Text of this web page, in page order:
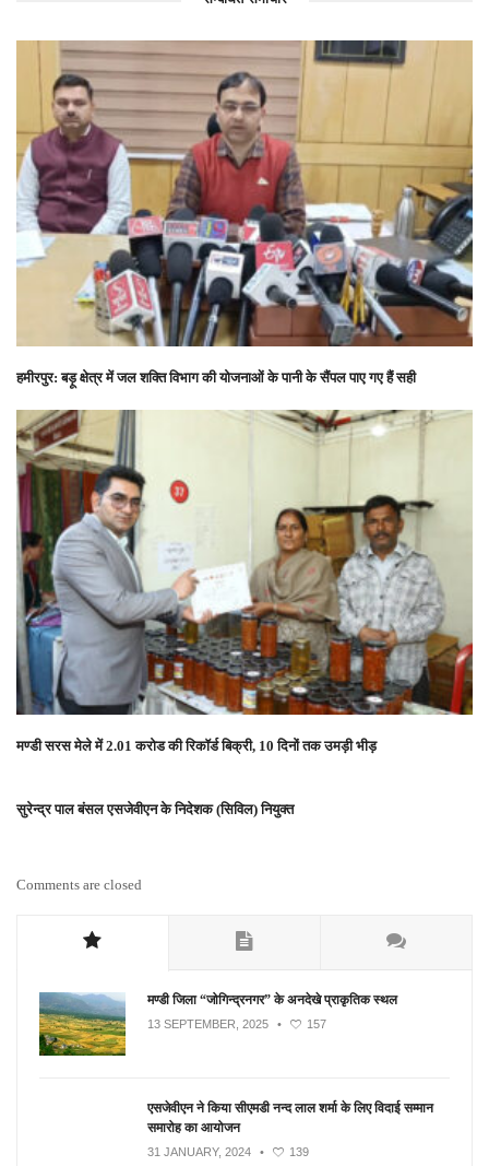
हमीरपुर: बड़ू क्षेत्र में जल शक्ति विभाग की योजनाओं के पानी के सैंपल पाए गए हैं सही
मण्डी सरस मेले में 2.01 करोड की रिकॉर्ड बिक्री, 10 दिनों तक उमड़ी भीड़
सुरेन्‍द्र पाल बंसल एसजेवीएन के निदेशक (सिविल) नियुक्‍त
Comments are closed
मण्डी जिला “जोगिन्द्रनगर” के अनदेखे प्राकृतिक स्थल
13 SEPTEMBER, 2025 • 157
एसजेवीएन ने किया सीएमडी नन्‍द लाल शर्मा के लिए विदाई सम्मान
समारोह का आयोजन
31 JANUARY, 2024 • 139